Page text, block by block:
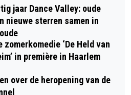
jaar Dance Valley: oude
nieuwe sterren samen in
zomerkomedie ‘De Held van
in première in Haarlem
over de heropening van de